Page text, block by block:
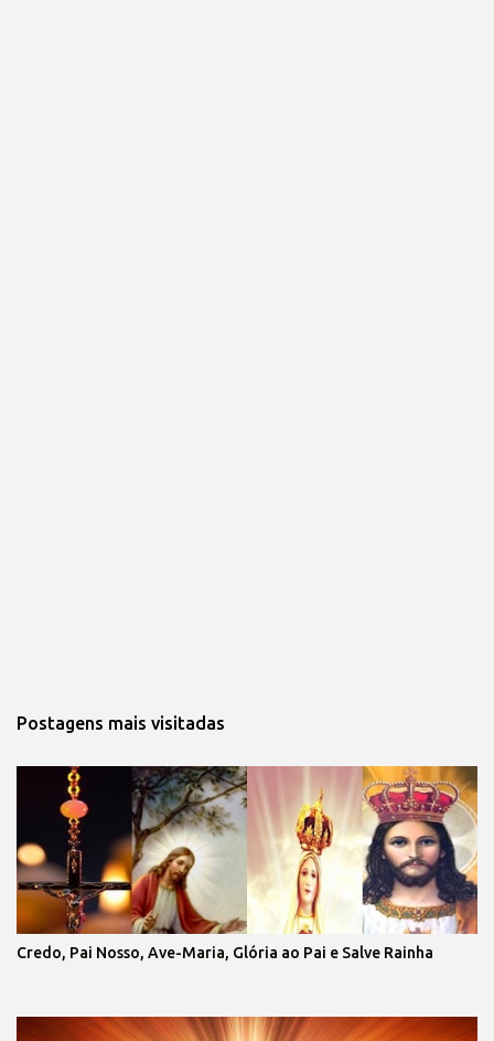
Postagens mais visitadas
Credo, Pai Nosso, Ave-Maria, Glória ao Pai e Salve Rainha